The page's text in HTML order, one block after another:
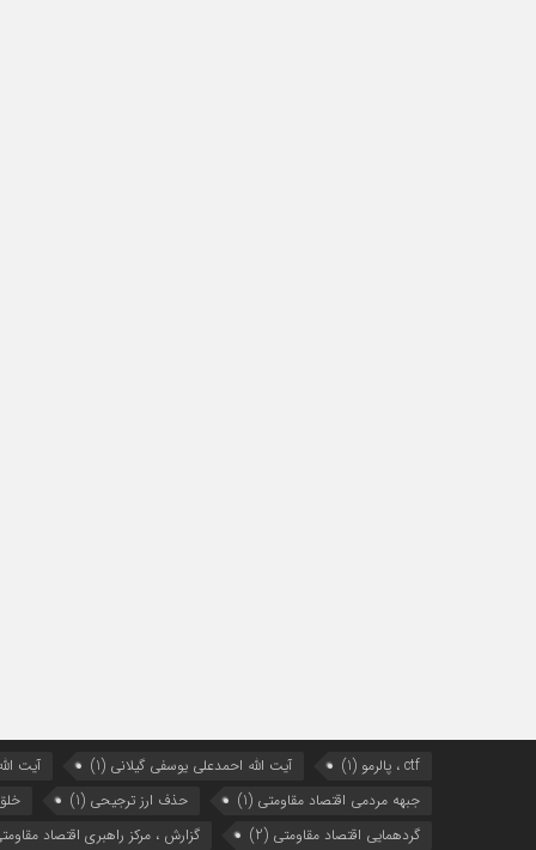
ctf ، پالرمو (1) آیت الله احمدعلی یوسفی گیلانی (1)
آیت
جبهه مردمی اقتصاد مقاومتی (1) حذف ارز ترجیحی (1)
گردهمایی اقتصاد مقاومتی (2) گزارش ، مرکز راهبری اقتصاد